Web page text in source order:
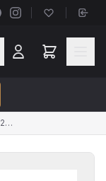
Dvojité schodišťové / křížové — pro ovládání 2 světel ze 2+ míst (řazení č.6+6, č.7+7)